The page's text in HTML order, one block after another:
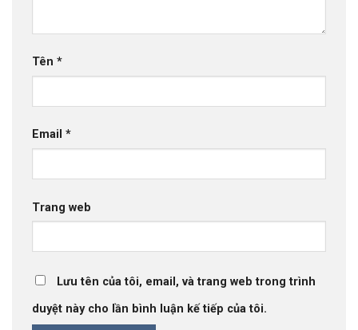
Tên *
Email *
Trang web
Lưu tên của tôi, email, và trang web trong trình
duyệt này cho lần bình luận kế tiếp của tôi.